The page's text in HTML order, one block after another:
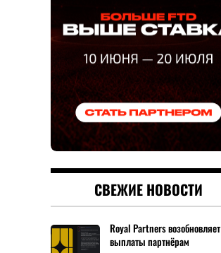
СВЕЖИЕ НОВОСТИ
Royal Partners возобновляет
выплаты партнёрам